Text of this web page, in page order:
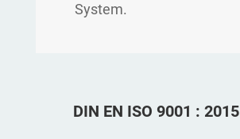
System.
DIN EN ISO 9001 : 2015